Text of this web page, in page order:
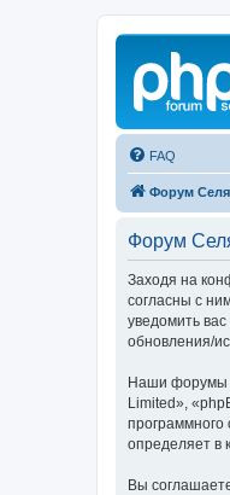
FAQ
Форум
Форум
Заходя на
согласны с
уведомить
обновления/
Наши форумы
Limited»,
программного
определяет в
Вы